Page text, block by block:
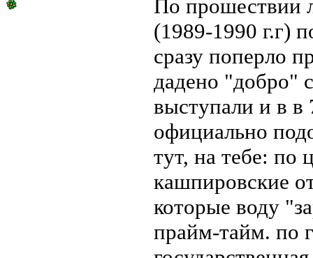
По прошествии
(1989-1990 г.г)
сразу поперло
дадено "добро"
выступали и в
официально
тут, на тебе: по
кашпировские
которые воду
прайм-тайм. по